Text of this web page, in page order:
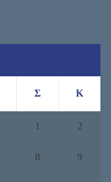
Σ Κ
1 2
8 9